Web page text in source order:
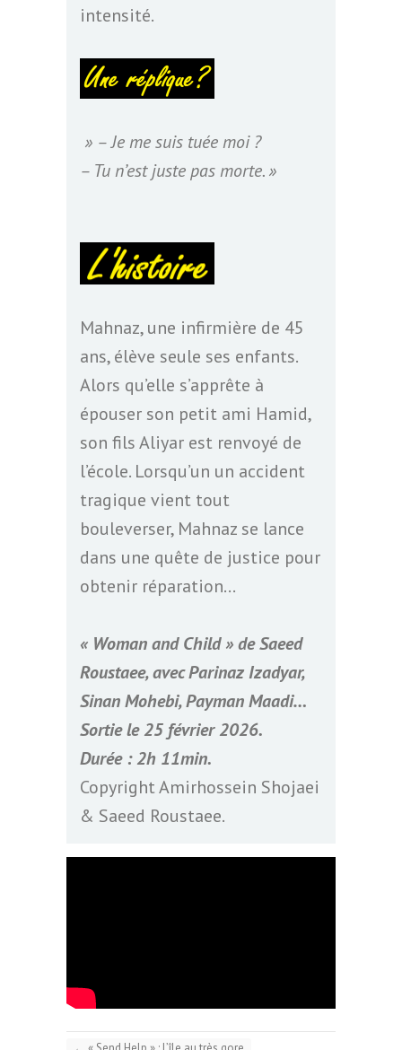
intensité.
» – Je me suis tuée moi ?
– Tu n’est juste pas morte. »
Mahnaz, une infirmière de 45
ans, élève seule ses enfants.
Alors qu’elle s’apprête à
épouser son petit ami Hamid,
son fils Aliyar est renvoyé de
l’école. Lorsqu’un un accident
tragique vient tout
bouleverser, Mahnaz se lance
dans une quête de justice pour
obtenir réparation…
« Woman and Child » de Saeed
Roustaee, avec Parinaz Izadyar,
Sinan Mohebi, Payman Maadi…
Sortie le 25 février 2026.
Durée : 2h 11min.
Copyright Amirhossein Shojaei
& Saeed Roustaee.